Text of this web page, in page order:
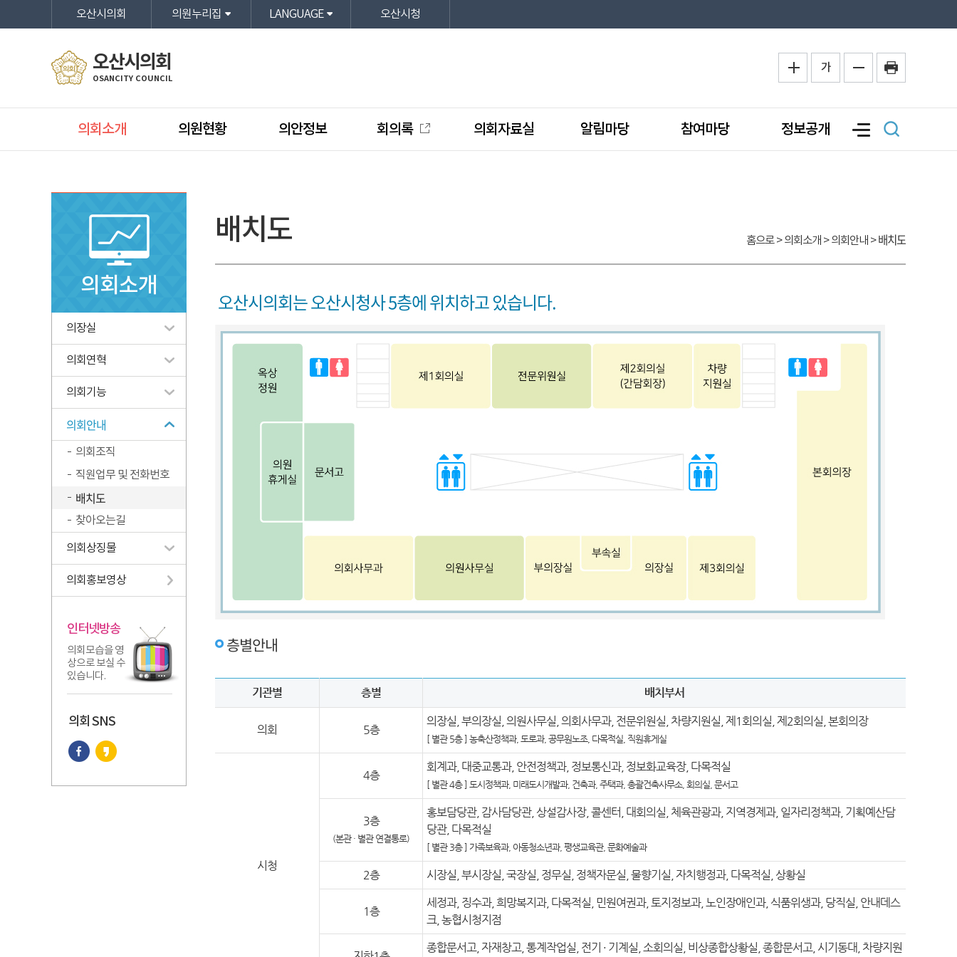
오산시의회 의원누리집 LANGUAGE 오산시청
오산시의회
OSANCITY COUNCIL
가
의회소개 의원현황 의안정보 회의록 의회자료실 알림마당 참여마당 정보공개
의회소개
의장실
의회연혁
의회기능
의회안내
의회조직
직원업무 및 전화번호
배치도
찾아오는길
의회상징물
의회홍보영상
인터넷방송
의회모습을 영
상으로 보실 수
있습니다.
의회 SNS
배치도 홈으로> 의회소개 > 의회안내 >배치도
오산시의회는 오산시청사 5층에 위치하고 있습니다.
층별안내
기관별 층별 배치부서
의회 5층
의장실, 부의장실, 의원사무실, 의회사무과, 전문위원실, 차량지원실, 제1회의실, 제2회의실, 본회의장
[ 별관 5층 ] 농축산정책과, 도로과, 공무원노조, 다목적실, 직원휴게실
시청
4층
회계과, 대중교통과, 안전정책과, 정보통신과, 정보화교육장, 다목적실
[ 별관 4층 ] 도시정책과, 미래도시개발과, 건축과, 주택과, 총괄건축사무소, 회의실, 문서고
3층
(본관 · 별관 연결통로)
홍보담당관, 감사담당관, 상설감사장, 콜센터, 대회의실, 체육관광과, 지역경제과, 일자리정책과, 기획예산담
당관, 다목적실
[ 별관 3층 ] 가족보육과, 아동청소년과, 평생교육관, 문화예술과
2층 시장실, 부시장실, 국장실, 정무실, 정책자문실, 물향기실, 자치행정과, 다목적실, 상황실
1층
세정과, 징수과, 희망복지과, 다목적실, 민원여권과, 토지정보과, 노인장애인과, 식품위생과, 당직실, 안내데스
크, 농협시청지점
종합문서고, 자재창고, 통계작업실, 전기 · 기계실, 소회의실, 비상종합상황실, 종합문서고, 시기동대, 차량지원